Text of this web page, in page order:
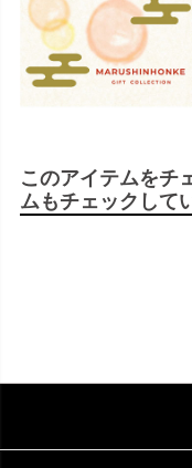
このアイテムをチ
ムもチェックして